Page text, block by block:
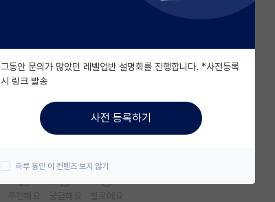
그동안 문의가 많았던 레벨업반 설명회를 진행합니다. *사전등록
시 링크 발송
사전 등록하기
하루 동안 이 컨텐츠 보지 않기